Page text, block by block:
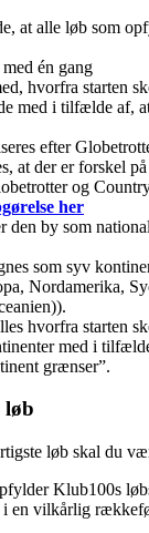
at alle løb som
én gang
hvorfra starten
med i tilfælde af,
efter
at der er forskel
og
her
den by som
som syv
Nordamerika,
hvorfra starten
med i
grænser”.
løb
løb skal du
Klub100s
en vilkårlig